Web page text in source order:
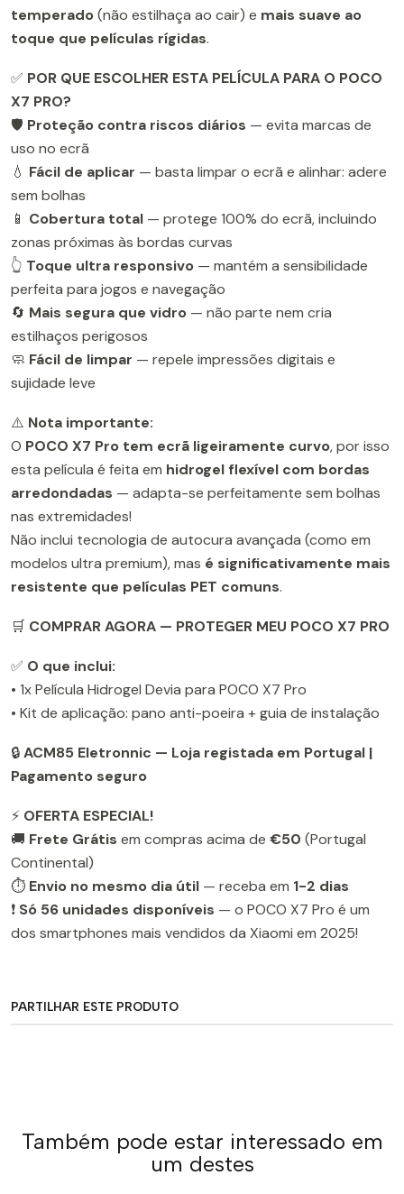
temperado(não estilhaça ao cair) e mais suave ao
toque que películas rígidas.
✅ POR QUE ESCOLHER ESTA PELÍCULA PARA O POCO
X7 PRO?
🛡️ Proteção contra riscos diários — evita marcas de
uso no ecrã
💧 Fácil de aplicar — basta limpar o ecrã e alinhar: adere
sem bolhas
📱 Cobertura total — protege 100% do ecrã, incluindo
zonas próximas às bordas curvas
👆 Toque ultra responsivo — mantém a sensibilidade
perfeita para jogos e navegação
🔄 Mais segura que vidro — não parte nem cria
estilhaços perigosos
🧼 Fácil de limpar — repele impressões digitais e
sujidade leve
⚠️ Nota importante:
O POCO X7 Pro tem ecrã ligeiramente curvo, por isso
esta película é feita em hidrogel flexível com bordas
arredondadas — adapta-se perfeitamente sem bolhas
nas extremidades!
Não inclui tecnologia de autocura avançada (como em
modelos ultra premium), mas é significativamente mais
resistente que películas PET comuns.
🛒 COMPRAR AGORA — PROTEGER MEU POCO X7 PRO
✅ O que inclui:
• 1x Película Hidrogel Devia para POCO X7 Pro
• Kit de aplicação: pano anti-poeira + guia de instalação
🔒ACM85 Eletronnic — Loja registada em Portugal |
Pagamento seguro
⚡ OFERTA ESPECIAL!
🚚 Frete Grátis em compras acima de €50 (Portugal
Continental)
⏱️ Envio no mesmo dia útil — receba em 1-2 dias
❗ Só 56 unidades disponíveis — o POCO X7 Pro é um
dos smartphones mais vendidos da Xiaomi em 2025!
PARTILHAR ESTE PRODUTO
Também pode estar interessado em
um destes